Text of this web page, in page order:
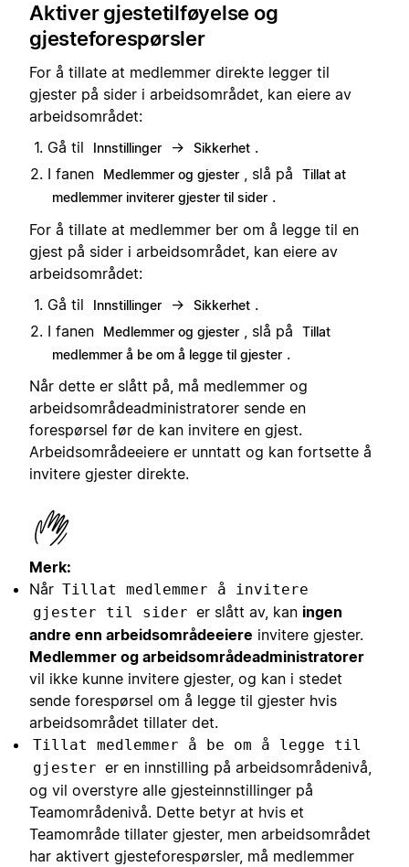
Aktiver gjestetilføyelse og
gjesteforespørsler
For å tillate at medlemmer direkte legger til
gjester på sider i arbeidsområdet, kan eiere av
arbeidsområdet:
Gå til
Innstillinger → Sikkerhet .
I fanen
Medlemmer og gjester , slå på
Tillat at
medlemmer inviterer gjester til sider .
For å tillate at medlemmer ber om å legge til en
gjest på sider i arbeidsområdet, kan eiere av
arbeidsområdet:
Gå til
Innstillinger → Sikkerhet .
I fanen
Medlemmer og gjester , slå på
Tillat
medlemmer å be om å legge til gjester .
Når dette er slått på, må medlemmer og
arbeidsområdeadministratorer sende en
forespørsel før de kan invitere en gjest.
Arbeidsområdeeiere er unntatt og kan fortsette å
invitere gjester direkte.
Merk:
Når Tillat medlemmer å invitere
gjester til sider er slått av, kan ingen
andre enn arbeidsområdeeiere invitere gjester.
Medlemmer og arbeidsområdeadministratorer
vil ikke kunne invitere gjester, og kan i stedet
sende forespørsel om å legge til gjester hvis
arbeidsområdet tillater det.
Tillat medlemmer å be om å legge til
gjester er en innstilling på arbeidsområdenivå,
og vil overstyre alle gjesteinnstillinger på
Teamområdenivå. Dette betyr at hvis et
Teamområde tillater gjester, men arbeidsområdet
har aktivert gjesteforespørsler, må medlemmer